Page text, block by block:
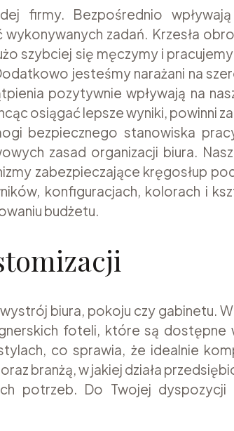
firmy. Bezpośrednio
zadań. Krzesła
szybciej się męczymy i
jesteśmy narażani na
pozytywnie wpływają na
osiągać lepsze wyniki, powinni
bezpiecznego stanowiska
zasad organizacji biura.
zabezpieczające kręgosłup
konfiguracjach, kolorach i
budżetu.
biura, pokoju czy gabinetu.
foteli, które są dostępne
co sprawia, że idealnie
branżą, w jakiej działa
potrzeb. Do Twojej dyspozycji